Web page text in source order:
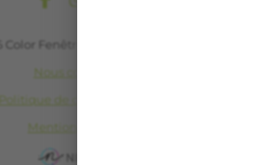
Color Fenêtre All rights reserved
Nous contacter
Politique de confidentialité
Mentions légales